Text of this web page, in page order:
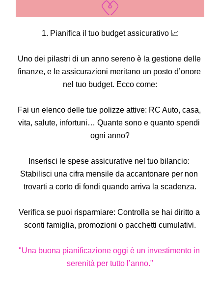
1. Pianifica il tuo budget assicurativo 📈
Uno dei pilastri di un anno sereno è la gestione delle
finanze, e le assicurazioni meritano un posto d’onore
nel tuo budget. Ecco come:
Fai un elenco delle tue polizze attive: RC Auto, casa,
vita, salute, infortuni… Quante sono e quanto spendi
ogni anno?
Inserisci le spese assicurative nel tuo bilancio:
Stabilisci una cifra mensile da accantonare per non
trovarti a corto di fondi quando arriva la scadenza.
Verifica se puoi risparmiare: Controlla se hai diritto a
sconti famiglia, promozioni o pacchetti cumulativi.
"Una buona pianificazione oggi è un investimento in
serenità per tutto l’anno."